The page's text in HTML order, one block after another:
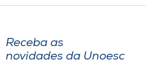
o idioma
A+
A-
Receba as
novidades da Unoesc